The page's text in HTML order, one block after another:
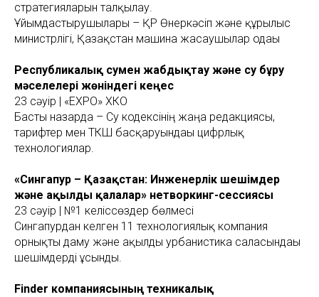
стратегияларын талқылау.
Ұйымдастырушылары – ҚР Өнеркәсіп және құрылыс
министрлігі, Қазақстан машина жасаушылар одағы
Республикалық сумен жабдықтау және су бұру
мәселелері жөніндегі кеңес
23 сәуір | «EXPO» ХКО
Басты назарда – Су кодексінің жаңа редакциясы,
тарифтер мен ТКШ басқаруындағы цифрлық
технологиялар.
«Сингапур – Қазақстан: Инженерлік шешімдер
және ақылды қалалар» нетворкинг-сессиясы
23 сәуір | №1 келіссөздер бөлмесі
Сингапурдан келген 11 технологиялық компания
орнықты даму және ақылды урбанистика саласындағы
шешімдерді ұсынды.
Finder компаниясының техникалық